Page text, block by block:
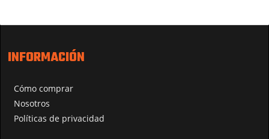
INFORMACIÓN
Cómo comprar
Nosotros
Políticas de privacidad